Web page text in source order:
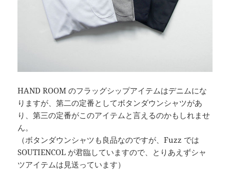
HAND ROOM のフラッグシップアイテムはデニムにな
りますが、第二の定番としてボタンダウンシャツがあ
り、第三の定番がこのアイテムと言えるのかもしれませ
ん。
（ボタンダウンシャツも良品なのですが、Fuzz では
SOUTIENCOL が君臨していますので、とりあえずシャ
ツアイテムは見送っています）